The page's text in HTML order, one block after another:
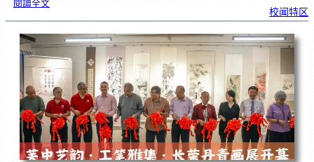
閱讀全文:努
国
学
院
到
访
中
分
享
青
年
领
袖
素
质
讲
座
校闻特区